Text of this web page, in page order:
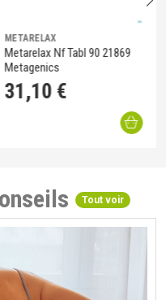
METARELAX
Metarelax Nf Tabl 90 21869
Metagenics
31,10 €
Tout voir